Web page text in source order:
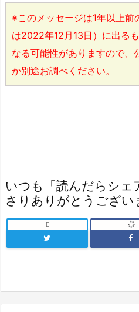
※このメッセージは1年以上
は2022年12月13日）に出る
なる可能性がありますので、
か別途お調べください。
いつも「読んだらシェ
さりありがとうござい
